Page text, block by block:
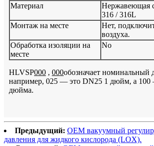
Материал
Нержавеющая
316 / 316L
Монтаж на месте
Нет,
воздуха.
Обработка изоляции на
месте
No
HLVSP000 , 000обозначает номинальный
например, 025 — это DN25 1 дюйм, а 100
дюйма.
Предыдущий: OEM вакуумный
давления для жидкого кислорода (LOX).